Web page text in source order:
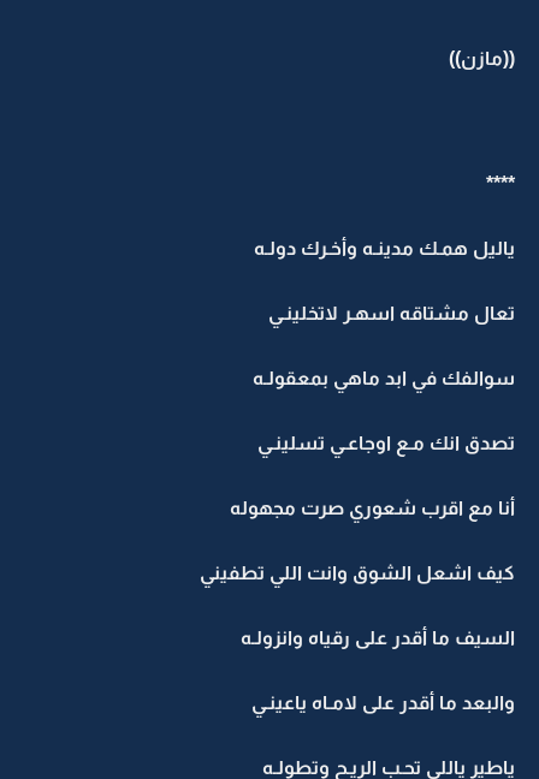
((مازن))
****
ياليل همـك مدينـه وأخـرك دولـه
تعال مشتاقه اسهـر لاتخلينـي
سوالفك في ابد ماهي بمعقولـه
تصدق انك مـع اوجاعـي تسلينـي
أنا مع اقرب شعوري صرت مجهوله
كيف اشعل الشوق وانت اللي تطفيني
السيف ما أقدر على رقياه وانزولـه
والبعد ما أقدر على لامـاه ياعينـي
ياطير ياللي تحـب الريـح وتطولـه